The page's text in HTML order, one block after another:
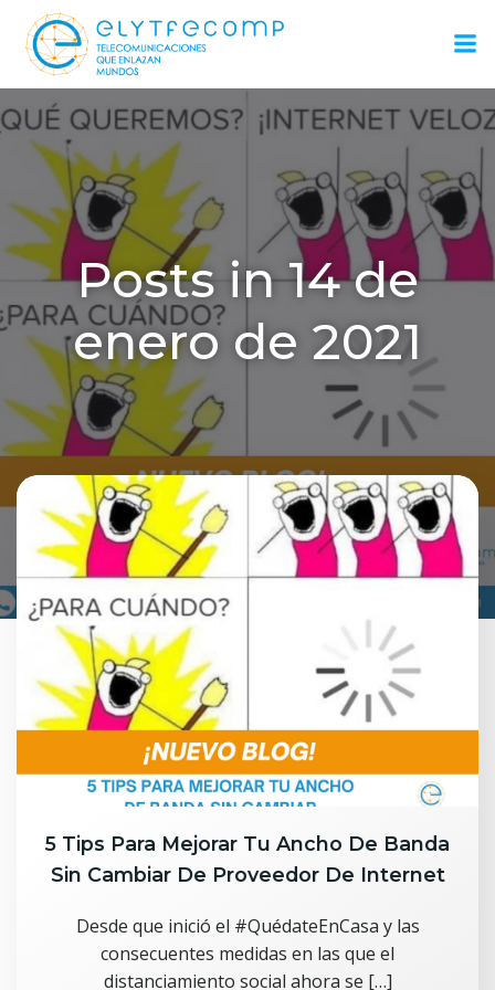
al
Posts in 14 de
enero de 2021
5 Tips Para Mejorar Tu Ancho De Banda
Sin Cambiar De Proveedor De Internet
Desde que inició el #QuédateEnCasa y las
consecuentes medidas en las que el
distanciamiento social ahora se […]